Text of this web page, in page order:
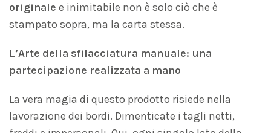
originale e inimitabile non è solo ciò che è
stampato sopra, ma la carta stessa.
L’Arte della sfilacciatura manuale: una
partecipazione realizzata a mano
La vera magia di questo prodotto risiede nella
lavorazione dei bordi. Dimenticate i tagli netti,